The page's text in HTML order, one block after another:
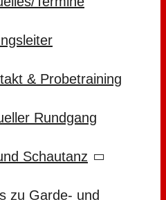
& Probetraining
Rundgang
Schautanz
zu Garde- und